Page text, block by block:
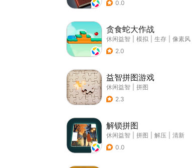
0.0
贪食蛇大作战
休闲益智 模拟 生存
像素风
2.0
益智拼图游戏
休闲益智
拼图
2.3
解锁拼图
休闲益智 拼图 解压
清新
0.0